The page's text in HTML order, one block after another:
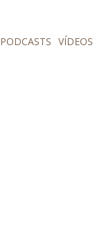
PODCASTS VÍDEOS